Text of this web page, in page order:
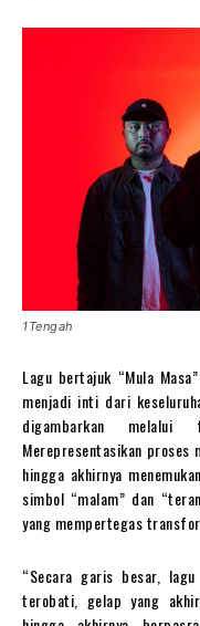
1Tengah
Lagu bertajuk “Mula
menjadi inti dari
digambarkan melalui
Merepresentasikan proses
hingga akhirnya
simbol “malam” dan
yang mempertegas
“Secara garis besar,
terobati, gelap yang